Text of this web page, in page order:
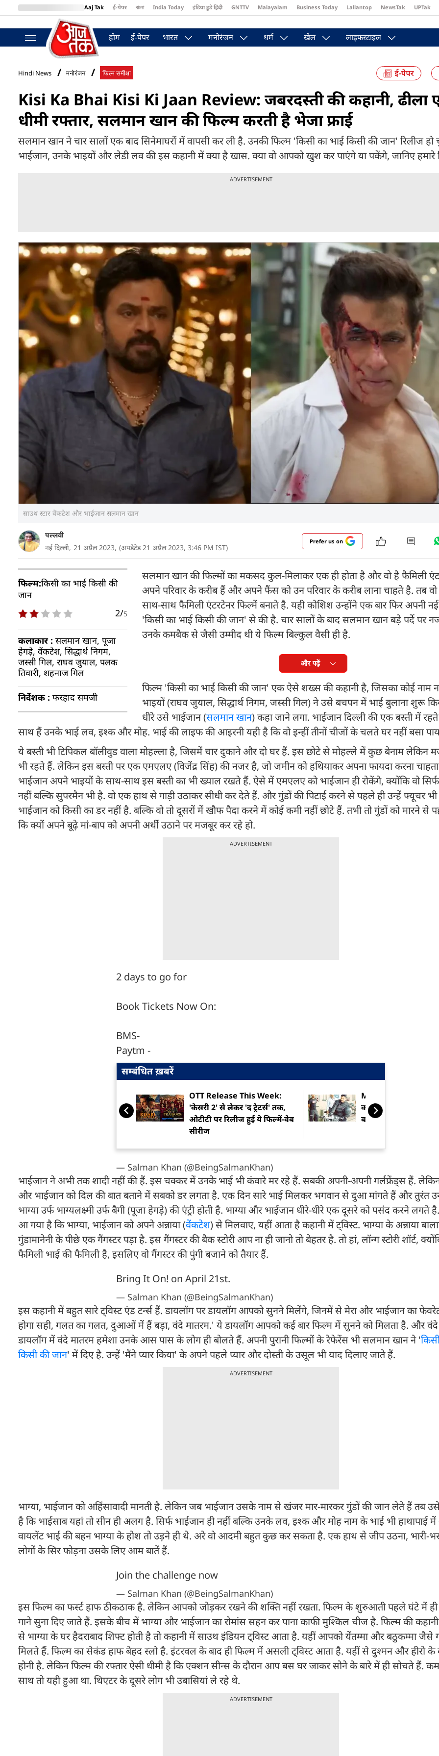
Aaj Tak ई-पेपर বাংলা India Today इंडिया टुडे हिंदी GNTTV Malayalam Business Today Lallantop NewsTak UPTak
BT Bazaar
होम ई-पेपर भारत मनोरंजन धर्म खेल लाइफस्टाइल
Hindi News मनोरंजन फिल्‍म समीक्षा
Kisi Ka Bhai Kisi Ki Jaan Review: जबरदस्ती की कहानी, ढीला
धीमी रफ्तार, सलमान खान की फिल्म करती है भेजा फ्राई
सलमान खान ने चार सालों एक बाद सिनेमाघरों में वापसी कर ली है. उनकी फिल्म 'किसी का भाई किसी की जान' रिलीज हो
भाईजान, उनके भाइयों और लेडी लव की इस कहानी में क्या है खास. क्या वो आपको खुश कर पाएंगे या पकेंगे, जानिए हमारे
ADVERTISEMENT
साउथ स्टार वेंकटेश और भाईजान सलमान खान
पल्लवी
नई दिल्ली, 21 अप्रैल 2023, (अपडेटेड 21 अप्रैल 2023, 3:46 PM IST)
Prefer us on
फिल्म:किसी का भाई किसी की
जान
2/5
कलाकार : सलमान खान, पूजा
हेगड़े, वेंकटेश, सिद्धार्थ निगम,
जस्सी गिल, राघव जुयाल, पलक
तिवारी, शहनाज गिल
निर्देशक : फरहाद समजी
सलमान खान की फिल्मों का मकसद कुल-मिलाकर एक ही होता है और वो है फैमिली
अपने परिवार के करीब हैं और अपने फैंस को उन परिवार के करीब लाना चाहते है. तब
साथ-साथ फैमिली एंटरटेनर फिल्में बनाते है. यही कोशिश उन्होंने एक बार फिर अपनी
'किसी का भाई किसी की जान' से की है. चार सालों के बाद सलमान खान बड़े पर्दे पर
उनके कमबैक से जैसी उम्मीद थी ये फिल्म बिल्कुल वैसी ही है.
और पढ़ें
फिल्म 'किसी का भाई किसी की जान' एक ऐसे शख्स की कहानी है, जिसका कोई नाम
भाइयों (राघव जुयाल, सिद्धार्थ निगम, जस्सी गिल) ने उसे बचपन में भाई बुलाना शुरू
धीरे उसे भाईजान (सलमान खान) कहा जाने लगा. भाईजान दिल्ली की एक बस्ती में
साथ हैं उनके भाई लव, इश्क और मोह. भाई की लाइफ की आइरनी यही है कि वो इन्हीं तीनों चीजों के चलते घर नहीं बसा
ये बस्ती भी टिपिकल बॉलीवुड वाला मोहल्ला है, जिसमें चार दुकाने और दो घर हैं. इस छोटे से मोहल्ले में कुछ बेनाम लेकिन
भी रहते हैं. लेकिन इस बस्ती पर एक एमएलए (विजेंद्र सिंह) की नजर है, जो जमीन को हथियाकर अपना फायदा करना
भाईजान अपने भाइयों के साथ-साथ इस बस्ती का भी ख्याल रखते हैं. ऐसे में एमएलए को भाईजान ही रोकेंगे, क्योंकि वो
नहीं बल्कि सुपरमैन भी है. वो एक हाथ से गाड़ी उठाकर सीधी कर देते हैं. और गुंडों की पिटाई करने से पहले ही उन्हें फ्यूचर
भाईजान को किसी का डर नहीं है. बल्कि वो तो दूसरों में खौफ पैदा करने में कोई कमी नहीं छोटे हैं. तभी तो गुंडों को मारने
कि क्यों अपने बूढ़े मां-बाप को अपनी अर्थी उठाने पर मजबूर कर रहे हो.
ADVERTISEMENT
2 days to go for
Book Tickets Now On:
BMS-
Paytm -
सम्बंधित ख़बरें
OTT Release This Week:
'केसरी 2' से लेकर 'द ट्रेटर्स' तक,
ओटीटी पर रिलीज हुई ये फिल्में-वेब
सीरीज
MS धोनी की लग्जरी
कलेक्शन में एक से बढ़कर
बाइक, किसी शोरूम से कम
— Salman Khan (@BeingSalmanKhan)
भाईजान ने अभी तक शादी नहीं की हैं. इस चक्कर में उनके भाई भी कंवारे मर रहे हैं. सबकी अपनी-अपनी गर्लफ्रेंड्स हैं.
और भाईजान को दिल की बात बताने में सबको डर लगता है. एक दिन सारे भाई मिलकर भगवान से दुआ मांगते हैं और तुरंत
भाग्या उर्फ भाग्यलक्ष्मी उर्फ बैगी (पूजा हेगड़े) की एंट्री होती है. भाग्या और भाईजान धीरे-धीरे एक दूसरे को पसंद करने
आ गया है कि भाग्या, भाईजान को अपने अन्नाया (वेंकटेश) से मिलवाए, यहीं आता है कहानी में ट्विस्ट. भाग्या के अन्नाया
गुंडामानेनी के पीछे एक गैंगस्टर पड़ा है. इस गैंगस्टर की बैक स्टोरी आप ना ही जानो तो बेहतर है. तो हां, लॉन्ग स्टोरी शॉर्ट,
फैमिली भाई की फैमिली है, इसलिए वो गैंगस्टर की पुंगी बजाने को तैयार हैं.
Bring It On! on April 21st.
— Salman Khan (@BeingSalmanKhan)
इस कहानी में बहुत सारे ट्विस्ट एंड टर्न्स हैं. डायलॉग पर डायलॉग आपको सुनने मिलेंगे, जिनमें से मेरा और भाईजान का
होगा सही, गलत का गलत, दुआओं में हैं बड़ा, वंदे मातरम.' ये डायलॉग आपको कई बार फिल्म में सुनने को मिलता है. और
डायलॉग में वंदे मातरम हमेशा उनके आस पास के लोग ही बोलते हैं. अपनी पुरानी फिल्मों के रेफेरेंस भी सलमान खान ने '
किसी की जान' में दिए है. उन्हें 'मैंने प्यार किया' के अपने पहले प्यार और दोस्ती के उसूल भी याद दिलाए जाते हैं.
ADVERTISEMENT
भाग्या, भाईजान को अहिंसावादी मानती है. लेकिन जब भाईजान उसके नाम से खंजर मार-मारकर गुंडों की जान लेते हैं तब
है कि भाईसाब यहां तो सीन ही अलग है. सिर्फ भाईजान ही नहीं बल्कि उनके लव, इश्क और मोह नाम के भाई भी हाथापाई
वायलेंट भाई की बहन भाग्या के होश तो उड़ने ही थे. अरे वो आदमी बहुत कुछ कर सकता है. एक हाथ से जीप उठना,
लोगों के सिर फोड़ना उसके लिए आम बातें हैं.
Join the challenge now
— Salman Khan (@BeingSalmanKhan)
इस फिल्म का फर्स्ट हाफ ठीकठाक है. लेकिन आपको जोड़कर रखने की शक्ति नहीं रखता. फिल्म के शुरुआती पहले घंटे में
गाने सुना दिए जाते हैं. इसके बीच में भाग्या और भाईजान का रोमांस सहन कर पाना काफी मुश्किल चीज है. फिल्म की
से भाग्या के घर हैदराबाद शिफ्ट होती है तो कहानी में साउथ इंडियन ट्विस्ट आता है. यहीं आपको येंतम्मा और बठुकम्मा जैसे
मिलते हैं. फिल्म का सेकंड हाफ बेहद स्लो है. इंटरवल के बाद ही फिल्म में असली ट्विस्ट आता है. यहीं से दुश्मन और हीरो के
होनी है. लेकिन फिल्म की रफ्तार ऐसी धीमी है कि एक्शन सीन्स के दौरान आप बस घर जाकर सोने के बारे में ही सोचते हैं.
साथ तो यही हुआ था. थिएटर के दूसरे लोग भी उबासियां ले रहे थे.
ADVERTISEMENT